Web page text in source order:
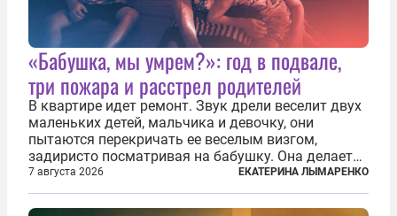
«Бабушка, мы умрем?»: год в подвале,
три пожара и расстрел родителей
В квартире идет ремонт. Звук дрели веселит двух
маленьких детей, мальчика и девочку, они
пытаются перекричать ее веселым визгом,
задиристо посматривая на бабушку. Она делает
им замечание, но внуки чувствуют, что она
сердится невсерьез. И это правда: дрель, конечно,
сверлит противно, но всё...
7 августа 2026 ЕКАТЕРИНА ЛЫМАРЕНКО